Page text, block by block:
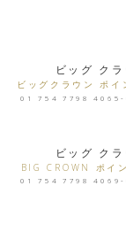
ビッグ クラ
ビッグクラウン ポイ
01 754 7798
ビッグ クラ
BIG CROWN ポイ
01 754 7798